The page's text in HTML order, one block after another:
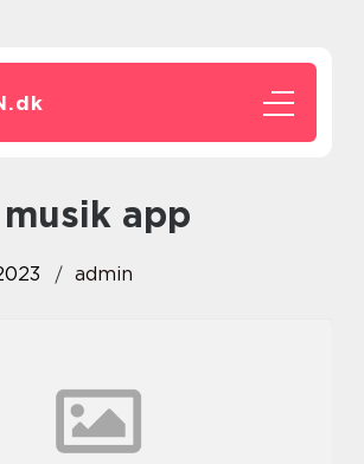
dk
musik app
admin